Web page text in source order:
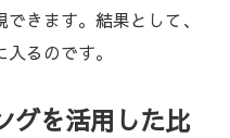
きます。結果として、
るのです。
グを活用した比